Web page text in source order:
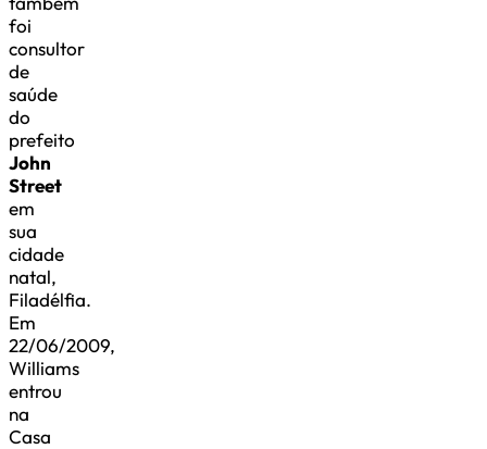
foi
consultor
de
saúde
do
prefeito
John
Street
em
sua
cidade
natal,
Filadélfia.
Em
22/06/2009,
Williams
entrou
na
Casa